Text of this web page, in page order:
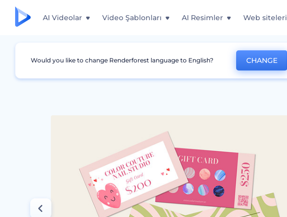
AI Videolar Video Şablonları AI Resimler Web siteleri
Grafikler Hediye Sertifikası Manikür Hediye Kartı Şablonları
Would you like to change Renderforest language to English? CHANGE